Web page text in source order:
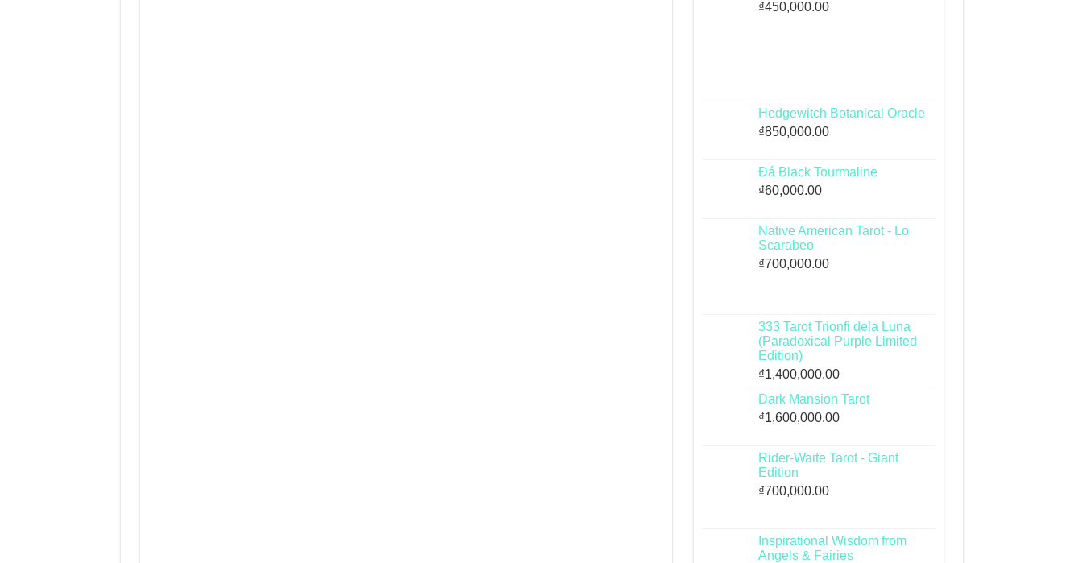
₫450,000.00
Hedgewitch Botanical Oracle
₫850,000.00
Đá Black Tourmaline
₫60,000.00
Native American Tarot - Lo
Scarabeo
₫700,000.00
333 Tarot Trionfi dela Luna
(Paradoxical Purple Limited
Edition)
₫1,400,000.00
Dark Mansion Tarot
₫1,600,000.00
Rider-Waite Tarot - Giant
Edition
₫700,000.00
Inspirational Wisdom from
Angels & Fairies